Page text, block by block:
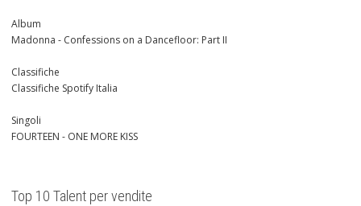
Album
Madonna - Confessions on a Dancefloor: Part II
Classifiche
Classifiche Spotify Italia
Singoli
FOURTEEN - ONE MORE KISS
Top 10 Talent per vendite